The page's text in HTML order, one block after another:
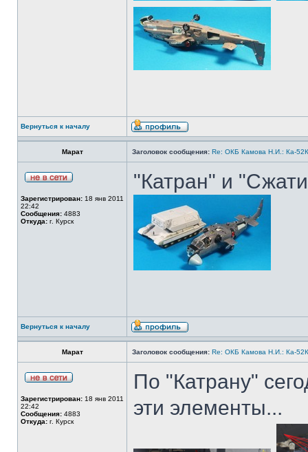
Вернуться к началу
Марат Заголовок сообщения: Re: ОКБ Камова Н.И.: Ка-
Зарегистрирован: 18 янв 2011
22:42
Сообщения: 4883
Откуда: г. Курск
"Катран" и
Вернуться к началу
Марат Заголовок сообщения: Re: ОКБ Камова Н.И.: Ка-
Зарегистрирован: 18 янв 2011
22:42
Сообщения: 4883
Откуда: г. Курск
По "Катрану"
эти элементы...